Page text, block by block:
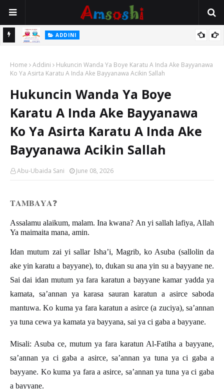
ADDINI
Home Addini
Hukuncin Wanda Ya Boye Karatu A Inda Ake Bayyanawa
Ko Ya Asirta Karatu A Inda Ake Bayyanawa Acikin Sallah
Hukuncin Wanda Ya Boye
Karatu A Inda Ake Bayyanawa
Ko Ya Asirta Karatu A Inda Ake
Bayyanawa Acikin Sallah
Abu-Ubaida Sani June 08, 2026
𝐓𝐀𝐌𝐁𝐀𝐘𝐀❓
Assalamu alaikum, malam. Ina kwana? An yi sallah lafiya, Allah
Ya maimaita mana, amin.
Idan mutum zai yi sallar Isha’i, Magrib, ko Asuba (sallolin da
ake yin karatu a bayyane), to, dukan su ana yin su a bayyane ne.
Sai dai idan mutum ya fara karatun a bayyane kamar yadda ya
kamata, sa’annan ya karasa sauran karatun a asirce saboda
mantuwa. Ko kuma ya fara karatun a asirce (a zuciya), sa’annan
ya tuna cewa ya kamata ya bayyana, sai ya ci gaba a bayyane.
Misali: Asuba ce, mutum ya fara karatun Al-Fatiha a bayyane,
sa’annan ya ci gaba a asirce, sa’annan ya tuna ya ci gaba a
bayyane. Ko kuma ya fara a asirce, sa’annan ya tuna ya ci gaba
a bayyane.